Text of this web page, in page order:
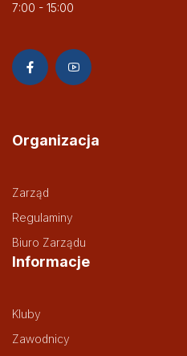
7:00 - 15:00
Organizacja
Zarząd
Regulaminy
Biuro Zarządu
Informacje
Kluby
Zawodnicy